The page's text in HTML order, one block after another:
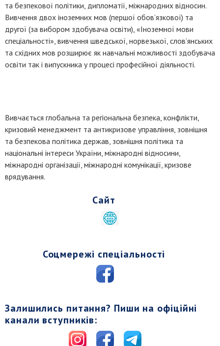
та безпекової політики, дипломатії, міжнародних відносин.
Вивчення двох іноземних мов (першої обов’язкової) та
другої (за вибором здобувача освіти), «Іноземної мови
спеціальності», вивчення шведської, норвезької, слов’янських
та східних мов розширює як навчальні можливості здобувача
освіти так і випускника у процесі професійної діяльності.
Вивчається глобальна та регіональна безпека, конфлікти,
кризовий менеджмент та антикризове управління, зовнішня
та безпекова політика держав, зовнішня політика та
національні інтереси України, міжнародні відносини,
міжнародні організації, міжнародні комунікації, кризове
врядування.
Сайт
Соцмережі спеціальності
Залишились питання? Пиши на офіційні
канали вступників: